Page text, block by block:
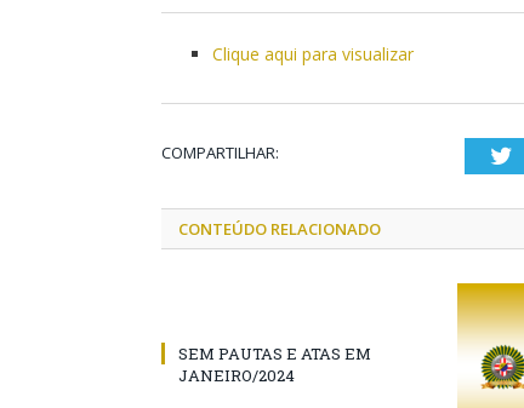
Clique aqui para visualizar
COMPARTILHAR:
CONTEÚDO RELACIONADO
SEM PAUTAS E ATAS EM
JANEIRO/2024